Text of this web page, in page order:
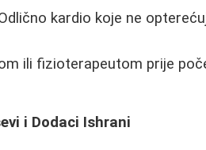
kardio koje ne
ili fizioterapeutom prije
i Dodaci Ishrani